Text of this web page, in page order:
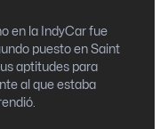
en la IndyCar fue
puesto en Saint
aptitudes para
al que estaba